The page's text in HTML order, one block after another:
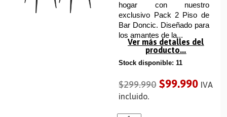
hogar con nuestro
exclusivo Pack 2 Piso de
Bar Doncic. Diseñado para
los amantes de la...
Ver más detalles del
producto...
Stock disponible: 11
$299.990 $99.990 IVA
incluido.